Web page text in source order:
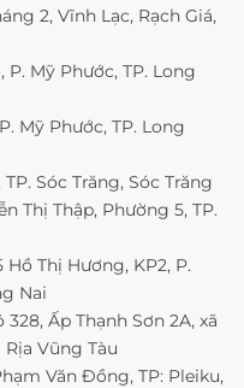
2, Vĩnh Lạc, Rạch Giá,
Mỹ Phước, TP. Long
Mỹ Phước, TP. Long
Sóc Trăng, Sóc Trăng
Thị Thập, Phường 5, TP.
Thị Hương, KP2, P.
Nai
Ấp Thạnh Sơn 2A, xã
Vũng Tàu
Văn Đồng, TP: Pleiku,